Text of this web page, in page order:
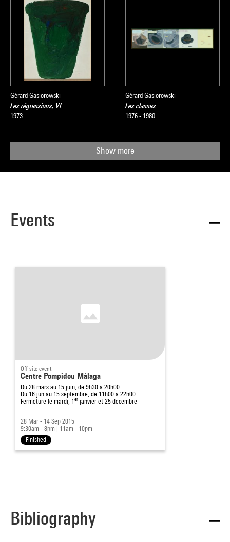
Gérard Gasiorowski
Les régressions, VI
1973
Gérard Gasiorowski
Les classes
1976 - 1980
Show more
Events
Off-site event
Centre Pompidou Málaga
Du 28 mars au 15 juin, de 9h30 à 20h00
Du 16 jun au 15 septembre, de 11h00 à 22h00
Fermeture le mardi, 1er janvier et 25 décembre
28 Mar - 14 Sep 2015
9:30am - 8pm
11am - 10pm
Finished
Bibliography